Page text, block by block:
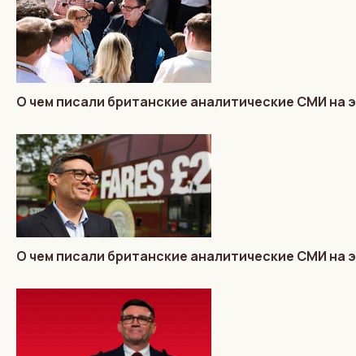
О чем писали британские аналитические СМИ на
О чем писали британские аналитические СМИ на